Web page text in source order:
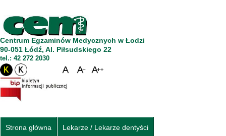
Centrum Egzaminów Medycznych w Łodzi
90-051 Łódź, Al. Piłsudskiego 22
tel.: 42 272 2030
Strona główna Lekarze / Lekarze dentyści